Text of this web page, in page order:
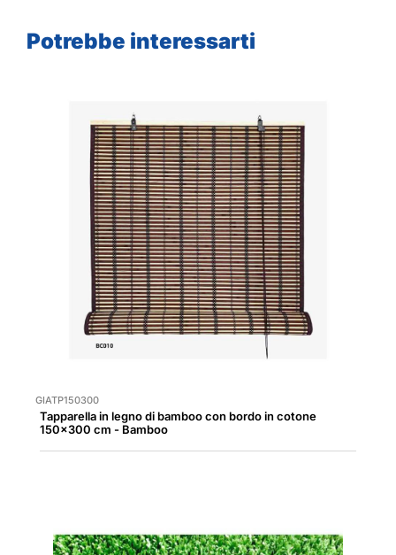
Potrebbe interessarti
GIATP150300
Tapparella in legno di bamboo con bordo in cotone
150x300 cm - Bamboo